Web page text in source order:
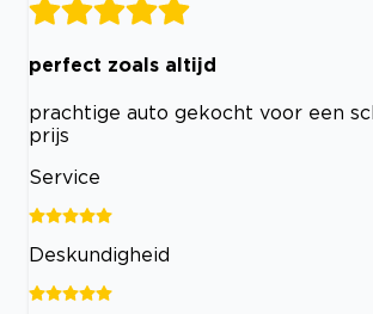
perfect zoals altijd
prachtige auto gekocht voor een
prijs
Service
Deskundigheid